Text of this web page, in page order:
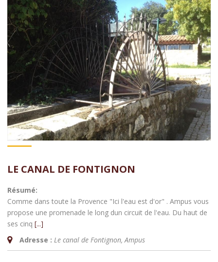
LE CANAL DE FONTIGNON
Résumé:
Comme dans toute la Provence "Ici l'eau est d'or" . Ampus vous
propose une promenade le long dun circuit de l'eau. Du haut de
ses cinq [...]
Adresse : Le canal de Fontignon,Ampus